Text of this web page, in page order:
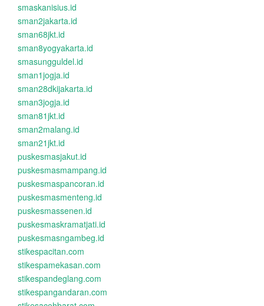
smaskanisius.id
sman2jakarta.id
sman68jkt.id
sman8yogyakarta.id
smasungguldel.id
sman1jogja.id
sman28dkijakarta.id
sman3jogja.id
sman81jkt.id
sman2malang.id
sman21jkt.id
puskesmasjakut.id
puskesmasmampang.id
puskesmaspancoran.id
puskesmasmenteng.id
puskesmassenen.id
puskesmaskramatjati.id
puskesmasngambeg.id
stikespacitan.com
stikespamekasan.com
stikespandeglang.com
stikespangandaran.com